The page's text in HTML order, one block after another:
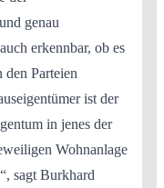
genau
erkennbar, ob es
den Parteien
ist der
in jenes der
Wohnanlage
sagt Burkhard